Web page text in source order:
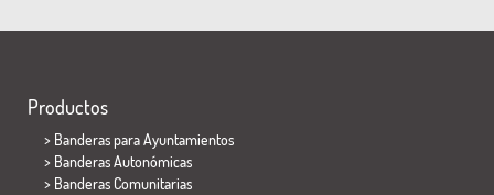
Productos
> Banderas para Ayuntamientos
> Banderas Autonómicas
> Banderas Comunitarias